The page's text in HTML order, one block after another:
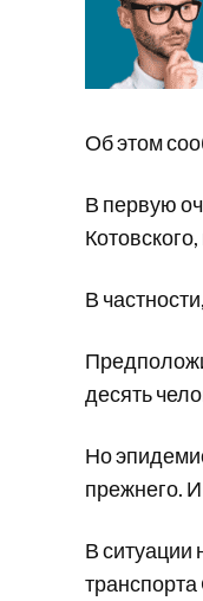
Об этом
В первую
В
десять
Но
прежнего.
В ситуации